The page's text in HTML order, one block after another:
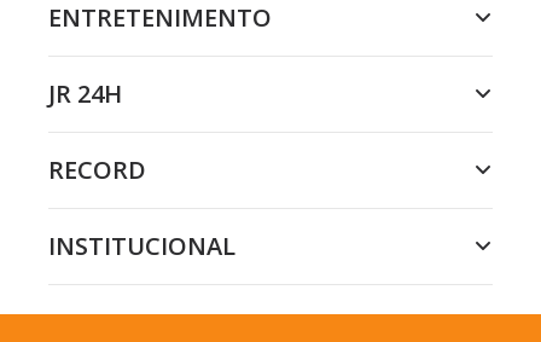
ENTRETENIMENTO
JR 24H
RECORD
INSTITUCIONAL